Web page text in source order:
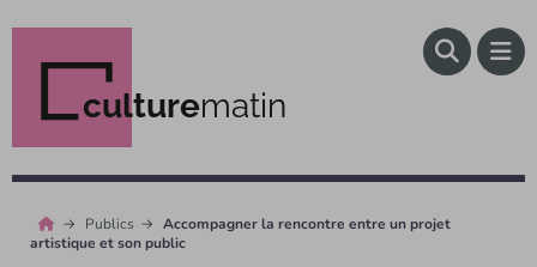
culturematin
Publics
Accompagner la rencontre entre un projet
artistique et son public